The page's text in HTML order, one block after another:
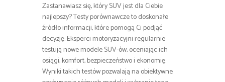
Zastanawiasz się, który SUV jest dla Ciebie
najlepszy? Testy porównawcze to doskonałe
źródło informacji, które pomogą Ci podjąć
decyzję. Eksperci motoryzacyjni regularnie
testują nowe modele SUV-ów, oceniając ich
osiągi, komfort, bezpieczeństwo i ekonomię.
Wyniki takich testów pozwalają na obiektywne